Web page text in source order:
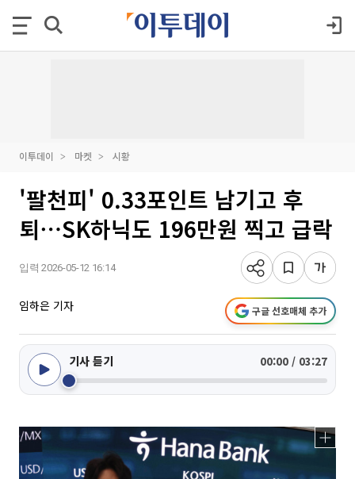
이투데이 마켓 시황
'팔천피' 0.33포인트 남기고 후
퇴⋯SK하닉도 196만원 찍고 급락
입력 2026-05-12 16:14
임하은 기자 구글 선호매체 추가
기사 듣기 00:00 / 03:27